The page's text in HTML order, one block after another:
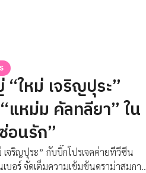
ใหม่ เจริญปุระ”
แหม่ม คัลทลียา” ใน
อนรัก”
จริญปุระ” กับบิ๊กโปรเจคค่ายทีวีซีน
บอร์ จัดเต็มความเข้มข้นดราม่าสมการ